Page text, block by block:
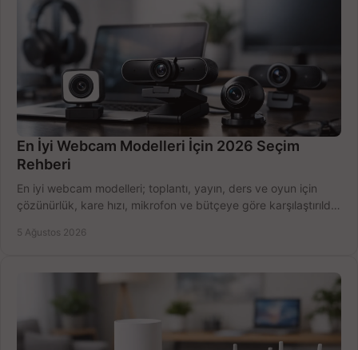
En İyi Webcam Modelleri İçin 2026 Seçim
Rehberi
En iyi webcam modelleri; toplantı, yayın, ders ve oyun için
çözünürlük, kare hızı, mikrofon ve bütçeye göre karşılaştırıldı.
5 Ağustos 2026